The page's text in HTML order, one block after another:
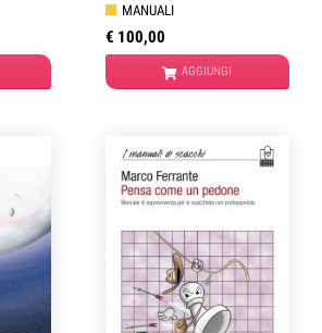
MANUALI
€ 100,00
AGGIUNGI